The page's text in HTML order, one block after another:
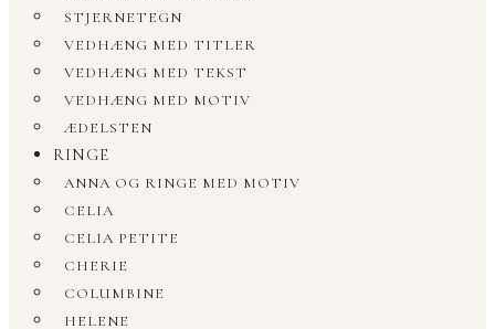
STJERNETEGN
VEDHÆNG MED TITLER
VEDHÆNG MED TEKST
VEDHÆNG MED MOTIV
ÆDELSTEN
RINGE
ANNA OG RINGE MED MOTIV
CELIA
CELIA PETITE
CHERIE
COLUMBINE
HELENE